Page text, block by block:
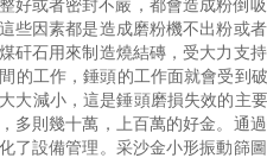
好或者密封不嚴，都會造成粉倒
些因素都是造成磨粉機不出粉或
矸石用來制造燒結磚，受大力支
的工作，錘頭的工作面就會受到
大減小，這是錘頭磨損失效的主
多則幾十萬，上百萬的好金。通
了設備管理。采沙金小形振動篩